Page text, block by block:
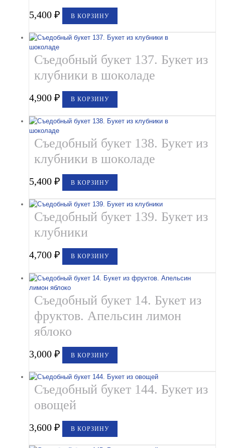
5,400₽ В КОРЗИНУ
Съедобный букет 137. Букет из
клубники в шоколаде
4,900₽ В КОРЗИНУ
Съедобный букет 138. Букет из
клубники в шоколаде
5,400₽ В КОРЗИНУ
Съедобный букет 139. Букет из
клубники
4,700₽ В КОРЗИНУ
Съедобный букет 14. Букет из
фруктов. Апельсин лимон
яблоко
3,000₽ В КОРЗИНУ
Съедобный букет 144. Букет из
овощей
3,600₽ В КОРЗИНУ